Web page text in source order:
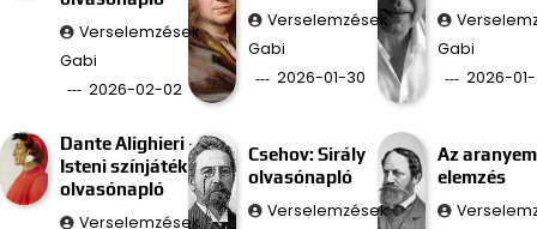
Verselemzések
Gabi
2026-02-02
Verselemzések
Gabi
2026-01-30
Gabi
2026-
Dante Alighieri –
Isteni színjáték
olvasónapló
Verselemzések
Csehov: Sirály
olvasónapló
Verselemzések
Az
elemzés